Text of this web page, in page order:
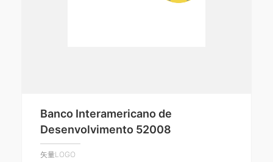
Banco Interamericano de
Desenvolvimento 52008
矢量LOGO